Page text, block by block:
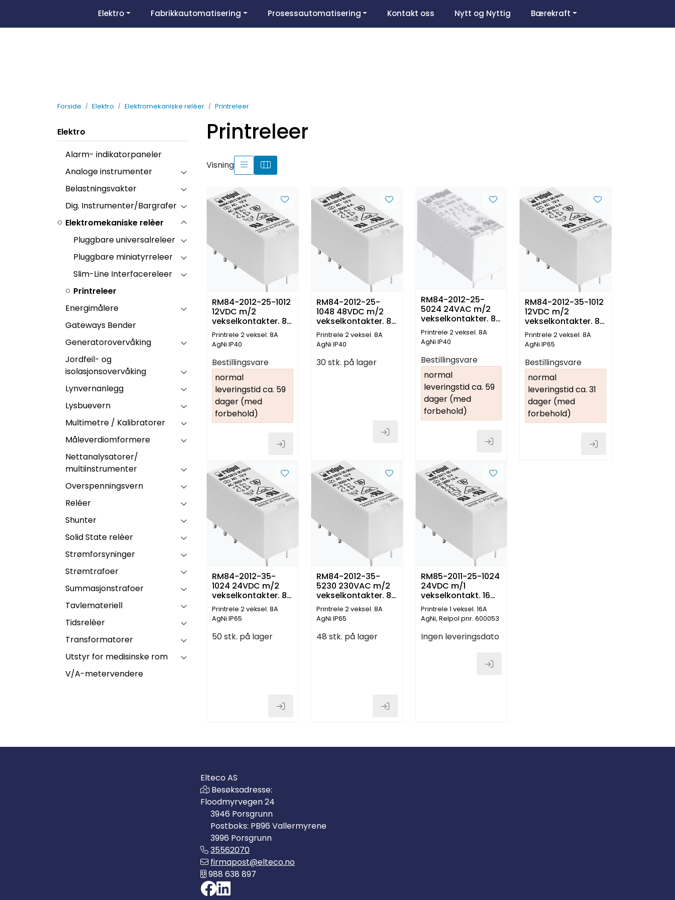
Om oss Favoritter
Elektro Fabrikkautomatisering Prosessautomatisering Kontakt oss Nytt og Nyttig Bærekraft
Forside Elektro Elektromekaniske relèer Printreleer
Elektro
Alarm- indikatorpaneler
Analoge instrumenter
Belastningsvakter
Dig. Instrumenter/Bargrafer
Elektromekaniske relèer
Pluggbare universalreleer
Pluggbare miniatyrreleer
Slim-Line Interfacereleer
Printreleer
Energimålere
Gateways Bender
Generatorovervåking
Jordfeil- og
isolasjonsovervåking
Lynvernanlegg
Lysbuevern
Multimetre / Kalibratorer
Måleverdiomformere
Nettanalysatorer/
multiinstrumenter
Overspenningsvern
Reléer
Shunter
Solid State relèer
Strømforsyninger
Strømtrafoer
Summasjonstrafoer
Tavlemateriell
Tidsrelèer
Transformatorer
Utstyr for medisinske rom
V/A-metervendere
Printreleer
Visning
RM84-2012-25-1012
12VDC m/2
vekselkontakter. 8
Amp
Printrele 2 veksel. 8A
AgNi IP40
Bestillingsvare
normal
leveringstid ca. 59
dager (med
forbehold)
RM84-2012-25-
1048 48VDC m/2
vekselkontakter. 8
Amp
Printrele 2 veksel. 8A
AgNi IP40
30 stk. på lager
RM84-2012-25-
5024 24VAC m/2
vekselkontakter. 8
Amp
Printrele 2 veksel. 8A
AgNi IP40
Bestillingsvare
normal
leveringstid ca. 59
dager (med
forbehold)
RM84-2012-35-1012
12VDC m/2
vekselkontakter. 8
Amp
Printrele 2 veksel. 8A
AgNi IP65
Bestillingsvare
normal
leveringstid ca. 31
dager (med
forbehold)
RM84-2012-35-
1024 24VDC m/2
vekselkontakter. 8
Amp
Printrele 2 veksel. 8A
AgNi IP65
50 stk. på lager
RM84-2012-35-
5230 230VAC m/2
vekselkontakter. 8
Amp
Printrele 2 veksel. 8A
AgNi IP65
48 stk. på lager
RM85-2011-25-1024
24VDC m/1
vekselkontakt. 16
Amp
Printrele 1 veksel. 16A
AgNi, Relpol pnr. 600053
Ingen leveringsdato
Elteco AS
Besøksadresse:
Floodmyrvegen 24
3946 Porsgrunn
Postboks: PB96 Vallermyrene
3996 Porsgrunn
35562070
firmapost@elteco.no
988 638 897